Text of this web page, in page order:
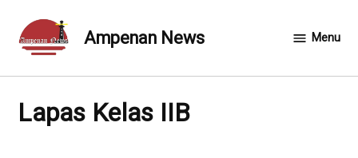
content
Ampenan News Menu
Lapas Kelas IIB